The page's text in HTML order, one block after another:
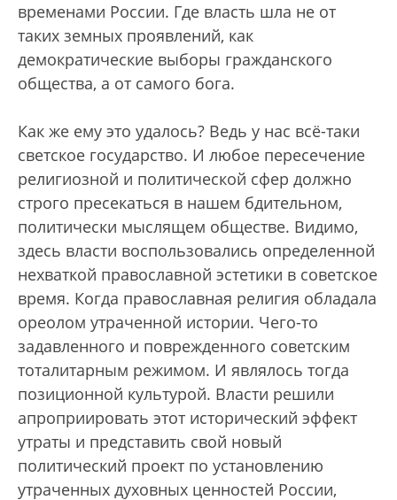
временами России. Где власть шла не от
таких земных проявлений, как
демократические выборы гражданского
общества, а от самого бога.
Как же ему это удалось? Ведь у нас всё-таки
светское государство. И любое пересечение
религиозной и политической сфер должно
строго пресекаться в нашем бдительном,
политически мыслящем обществе. Видимо,
здесь власти воспользовались определенной
нехваткой православной эстетики в советское
время. Когда православная религия обладала
ореолом утраченной истории. Чего-то
задавленного и поврежденного советским
тоталитарным режимом. И являлось тогда
позиционной культурой. Власти решили
апроприировать этот исторический эффект
утраты и представить свой новый
политический проект по установлению
утраченных духовных ценностей России,